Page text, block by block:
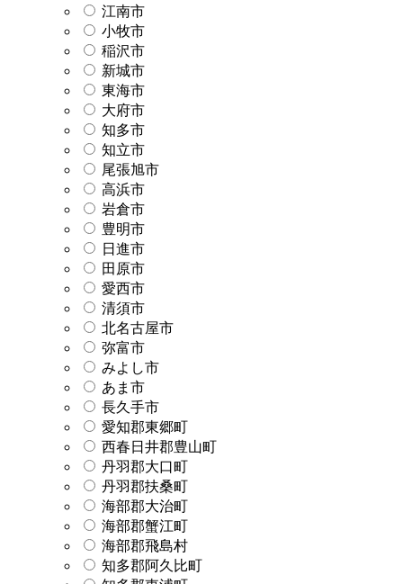
江南市
小牧市
稲沢市
新城市
東海市
大府市
知多市
知立市
尾張旭市
高浜市
岩倉市
豊明市
日進市
田原市
愛西市
清須市
北名古屋市
弥富市
みよし市
あま市
長久手市
愛知郡東郷町
西春日井郡豊山町
丹羽郡大口町
丹羽郡扶桑町
海部郡大治町
海部郡蟹江町
海部郡飛島村
知多郡阿久比町